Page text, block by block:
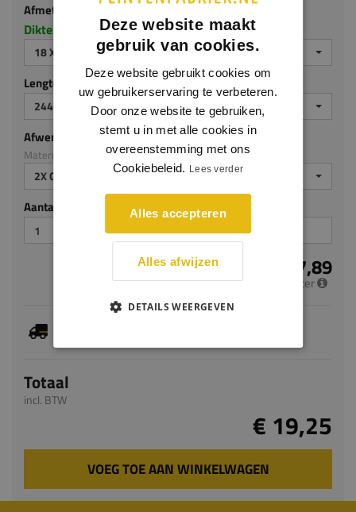
Afmeting
Dikte x hoogte in millimeters
18 X 90 MM
Lengte (mm)
2440
Afwerking
Materiaal: MDF ecologisch
2X GEGROND
Aantal stuks
€ 7,89
per meter
Totaal
incl. BTW
€ 19,25
VOEG TOE AAN WINKELWAGEN
Deze website maakt
gebruik van cookies.
Deze website gebruikt cookies om
uw gebruikerservaring te verbeteren.
Door onze website te gebruiken,
stemt u in met alle cookies in
overeenstemming met ons
Cookiebeleid. Lees verder
Alles accepteren
Alles afwijzen
DETAILS WEERGEVEN